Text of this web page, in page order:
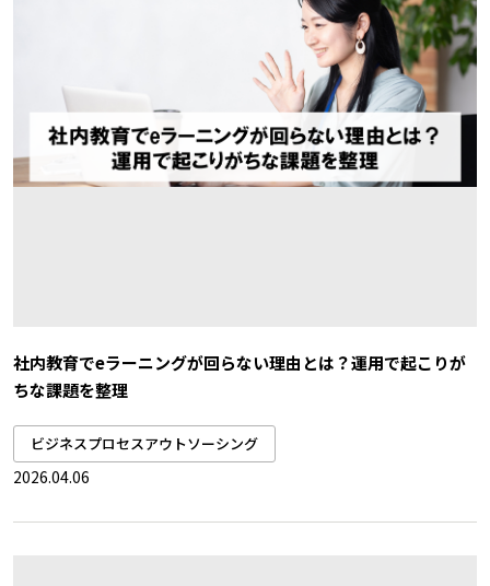
社内教育でeラーニングが回らない理由とは？運用で起こりが
ちな課題を整理
ビジネスプロセスアウトソーシング
2026.04.06